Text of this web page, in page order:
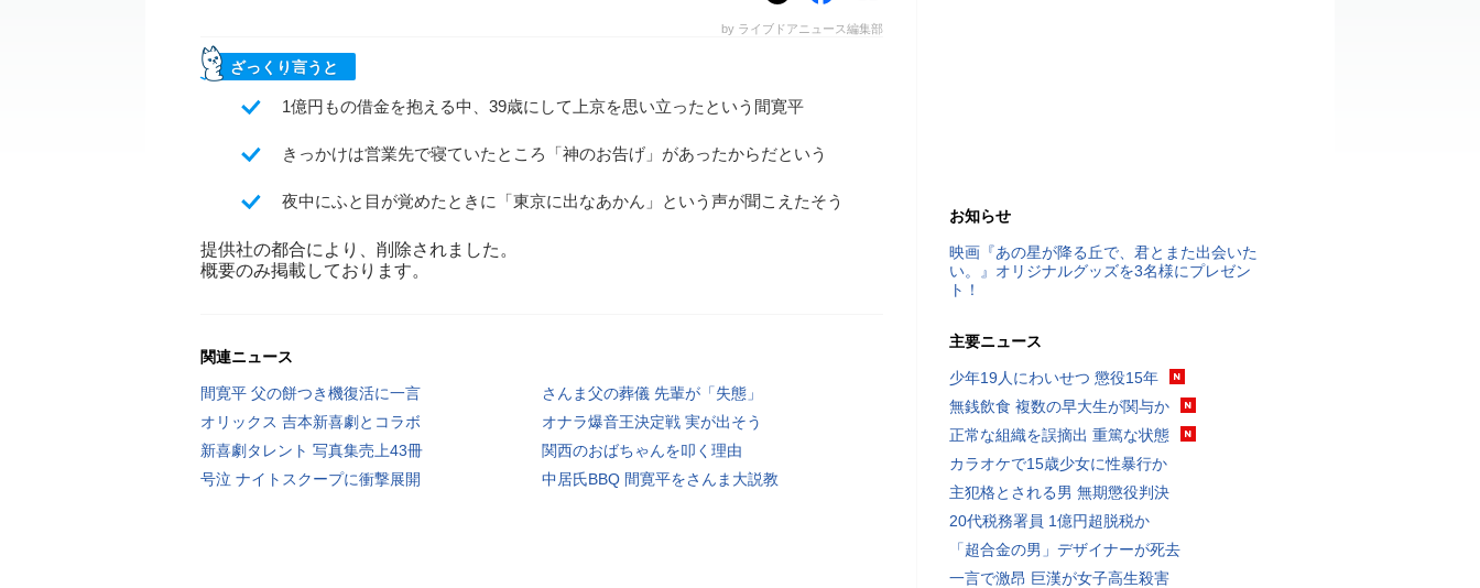
by ライブドアニュース編集部
ざっくり言うと
1億円もの借金を抱える中、39歳にして上京を思い立ったという間寛平
きっかけは営業先で寝ていたところ「神のお告げ」があったからだという
夜中にふと目が覚めたときに「東京に出なあかん」という声が聞こえたそう
提供社の都合により、削除されました。
概要のみ掲載しております。
関連ニュース
間寛平 父の餅つき機復活に一言
さんま父の葬儀 先輩が「失態」
オリックス 吉本新喜劇とコラボ
オナラ爆音王決定戦 実が出そう
新喜劇タレント 写真集売上43冊
関西のおばちゃんを叩く理由
号泣 ナイトスクープに衝撃展開
中居氏BBQ 間寛平をさんま大説教
お知らせ
映画『あの星が降る丘で、君とまた出会いた
い。』オリジナルグッズを3名様にプレゼン
ト！
主要ニュース
少年19人にわいせつ 懲役15年
無銭飲食 複数の早大生が関与か
正常な組織を誤摘出 重篤な状態
カラオケで15歳少女に性暴行か
主犯格とされる男 無期懲役判決
20代税務署員 1億円超脱税か
「超合金の男」デザイナーが死去
一言で激昂 巨漢が女子高生殺害